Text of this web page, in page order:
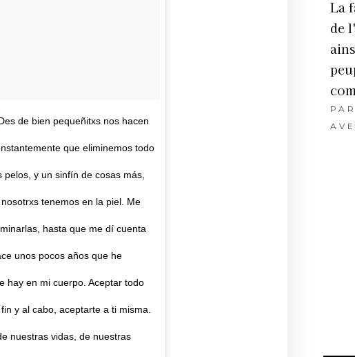
de bien pequeñitxs nos hacen
que eliminemos todo
y un sinfín de cosas más,
tenemos en la piel. Me
hasta que me dí cuenta
unos pocos años que he
hay en mi cuerpo. Aceptar todo
y al cabo, aceptarte a ti misma.
nuestras vidas, de nuestras
La
de